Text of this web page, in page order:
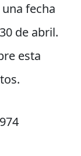
fecha
de abril.
esta